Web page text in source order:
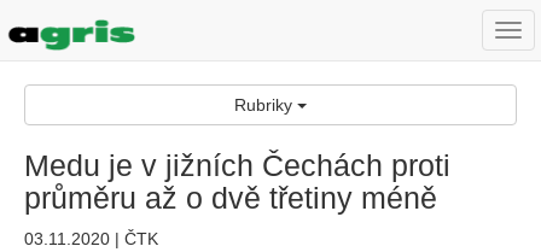
Rubriky
Medu je v jižních Čechách proti
průměru až o dvě třetiny méně
03.11.2020 | ČTK